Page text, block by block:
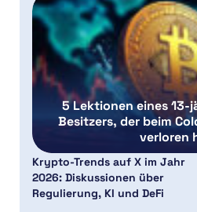
5 Lektionen eines
Besitzers, der beim
verloren
Krypto-Trends auf X im Jahr
2026: Diskussionen über
Regulierung, KI und DeFi